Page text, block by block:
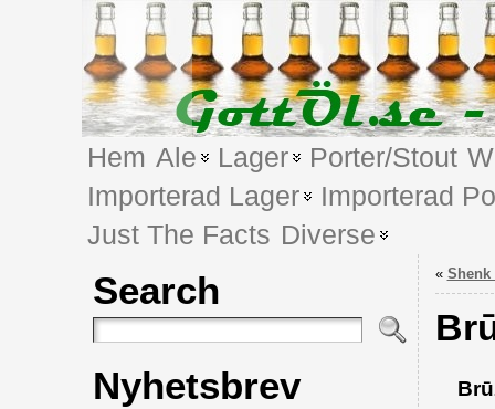
Hem Ale Lager Porter/Stout
Importerad Lager
Importerad
Just The Facts Diverse
Search
Nyhetsbrev
« Shenk